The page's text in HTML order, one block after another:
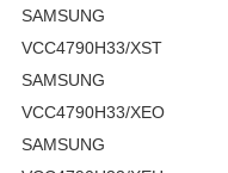
SAMSUNG
VCC4790H33/XST
SAMSUNG
VCC4790H33/XEO
SAMSUNG